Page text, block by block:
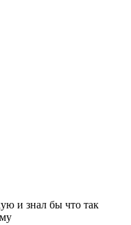
и знал бы что так